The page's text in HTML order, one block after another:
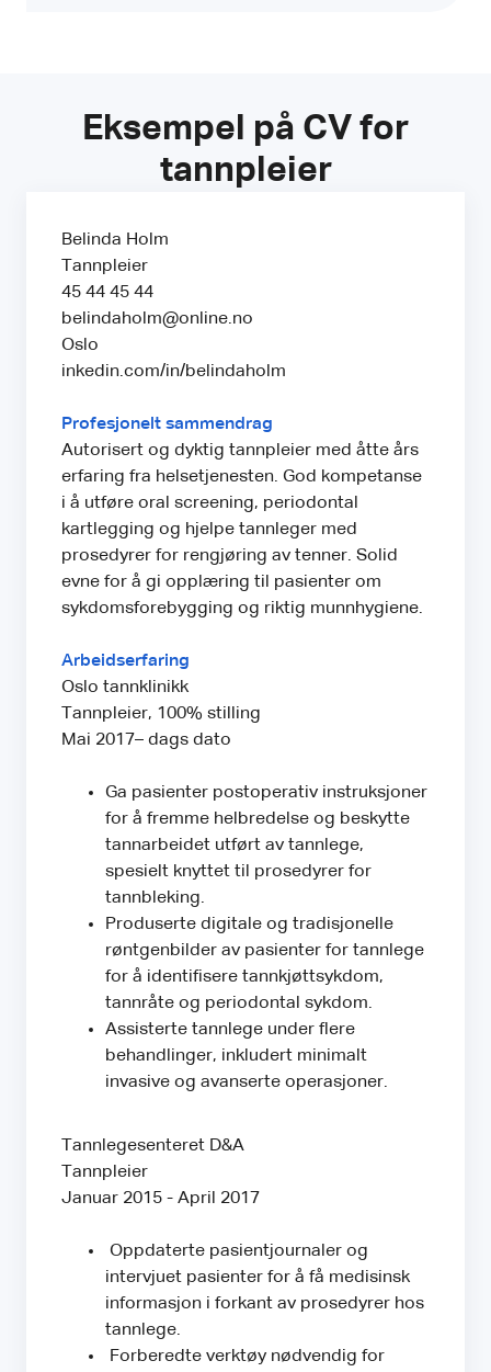
Eksempel på CV for
tannpleier
Belinda Holm
Tannpleier
45 44 45 44
belindaholm@online.no
Oslo
inkedin.com/in/belindaholm
Profesjonelt sammendrag
Autorisert og dyktig tannpleier med åtte års
erfaring fra helsetjenesten. God kompetanse
i å utføre oral screening, periodontal
kartlegging og hjelpe tannleger med
prosedyrer for rengjøring av tenner. Solid
evne for å gi opplæring til pasienter om
sykdomsforebygging og riktig munnhygiene.
Arbeidserfaring
Oslo tannklinikk
Tannpleier, 100% stilling
Mai 2017– dags dato
Ga pasienter postoperativ instruksjoner
for å fremme helbredelse og beskytte
tannarbeidet utført av tannlege,
spesielt knyttet til prosedyrer for
tannbleking.
Produserte digitale og tradisjonelle
røntgenbilder av pasienter for tannlege
for å identifisere tannkjøttsykdom,
tannråte og periodontal sykdom.
Assisterte tannlege under flere
behandlinger, inkludert minimalt
invasive og avanserte operasjoner.
Tannlegesenteret D&A
Tannpleier
Januar 2015 - April 2017
Oppdaterte pasientjournaler og
intervjuet pasienter for å få medisinsk
informasjon i forkant av prosedyrer hos
tannlege.
Forberedte verktøy nødvendig for